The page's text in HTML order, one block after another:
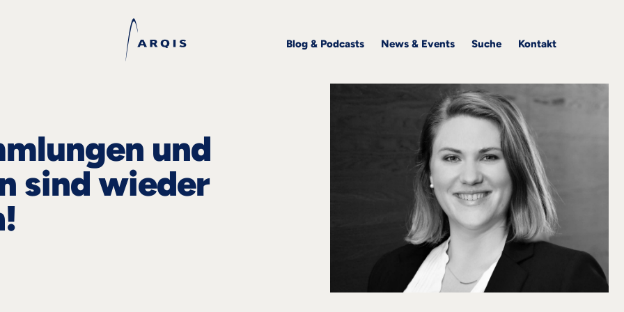
Blog & Podcasts News & Events Suche Kontakt
und
sind wieder